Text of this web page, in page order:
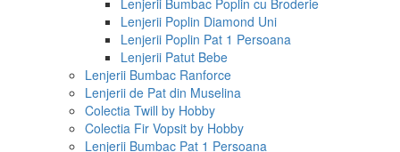
Lenjerii Bumbac Poplin cu Broderie
Lenjerii Poplin Diamond Uni
Lenjerii Poplin Pat 1 Persoana
Lenjerii Patut Bebe
Lenjerii Bumbac Ranforce
Lenjerii de Pat din Muselina
Colectia Twill by Hobby
Colectia Fir Vopsit by Hobby
Lenjerii Bumbac Pat 1 Persoana